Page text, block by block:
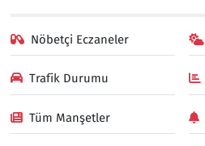
Nöbetçi Eczaneler
Trafik Durumu
Tüm Manşetler